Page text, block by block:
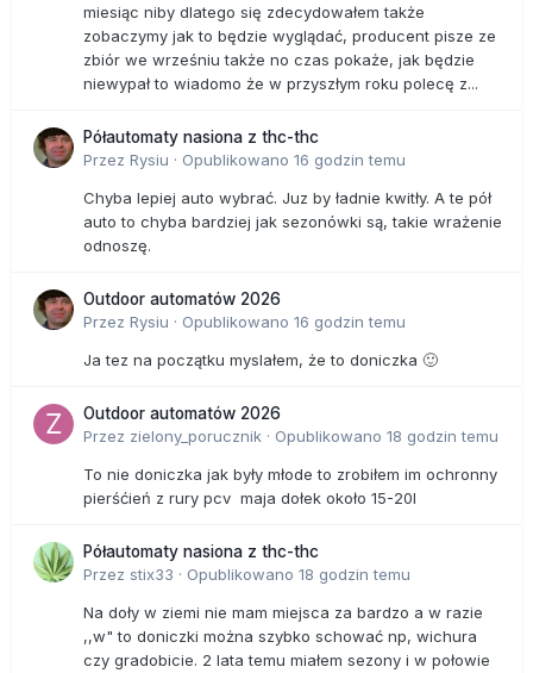
miesiąc niby dlatego się zdecydowałem także
zobaczymy jak to będzie wyglądać, producent pisze ze
zbiór we wrześniu także no czas pokaże, jak będzie
niewypał to wiadomo że w przyszłym roku polecę z...
Półautomaty nasiona z thc-thc
Przez Rysiu · Opublikowano 16 godzin temu
Chyba lepiej auto wybrać. Juz by ładnie kwitły. A te pół
auto to chyba bardziej jak sezonówki są, takie wrażenie
odnoszę.
Outdoor automatów 2026
Przez Rysiu · Opublikowano 16 godzin temu
Ja tez na początku myslałem, że to doniczka 🙂
Outdoor automatów 2026
Przez zielony_porucznik · Opublikowano 18 godzin temu
To nie doniczka jak były młode to zrobiłem im ochronny
pierśćień z rury pcv maja dołek około 15-20l
Półautomaty nasiona z thc-thc
Przez stix33 · Opublikowano 18 godzin temu
Na doły w ziemi nie mam miejsca za bardzo a w razie
,,w" to doniczki można szybko schować np, wichura
czy gradobicie. 2 lata temu miałem sezony i w połowie